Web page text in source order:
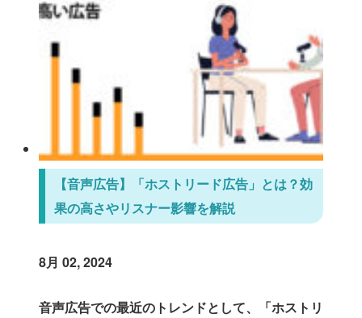
【音声広告】「ホストリード広告」とは？効
果の高さやリスナー影響を解説
8月 02, 2024
音声広告での最近のトレンドとして、「ホストリ